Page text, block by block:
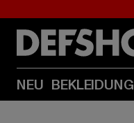
NEU BEKLEIDUNG